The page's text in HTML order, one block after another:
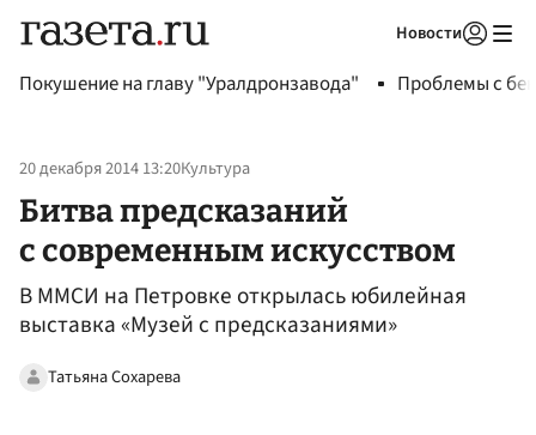
Новости
Покушение на главу "Уралдронзавода" Проблемы с
20 декабря 2014 13:20Культура
Битва предсказаний
с современным искусством
В ММСИ на Петровке открылась юбилейная
выставка «Музей с предсказаниями»
Татьяна Сохарева